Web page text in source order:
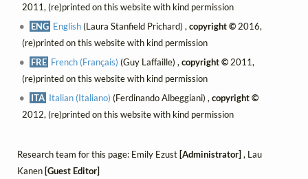
2011, (re)printed on this website with kind permission
ENG English(Laura Stanfield Prichard) ,copyright © 2016,
(re)printed on this website with kind permission
FRE French (Français) (Guy Laffaille) ,copyright © 2011,
(re)printed on this website with kind permission
ITA Italian (Italiano) (Ferdinando Albeggiani) ,copyright ©
2012, (re)printed on this website with kind permission
Research team for this page: Emily Ezust [Administrator] , Lau
Kanen [Guest Editor]